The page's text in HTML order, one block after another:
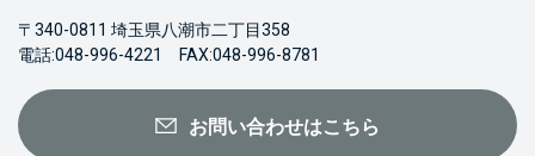
〒340-0811 埼玉県八潮市二丁目358
電話:048-996-4221 FAX:048-996-8781
お問い合わせはこちら